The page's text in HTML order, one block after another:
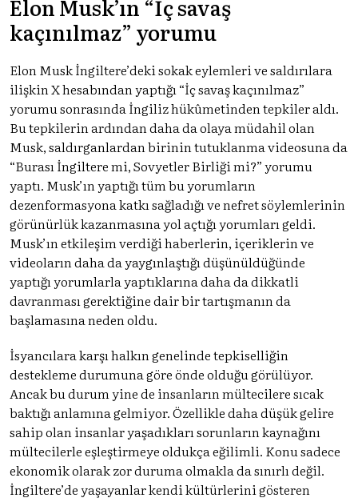
Elon Musk’ın “İç savaş
kaçınılmaz” yorumu
Elon Musk İngiltere’deki sokak eylemleri ve saldırılara
ilişkin X hesabından yaptığı “İç savaş kaçınılmaz”
yorumu sonrasında İngiliz hükûmetinden tepkiler aldı.
Bu tepkilerin ardından daha da olaya müdahil olan
Musk, saldırganlardan birinin tutuklanma videosuna da
“Burası İngiltere mi, Sovyetler Birliği mi?” yorumu
yaptı. Musk’ın yaptığı tüm bu yorumların
dezenformasyona katkı sağladığı ve nefret söylemlerinin
görünürlük kazanmasına yol açtığı yorumları geldi.
Musk’ın etkileşim verdiği haberlerin, içeriklerin ve
videoların daha da yaygınlaştığı düşünüldüğünde
yaptığı yorumlarla yaptıklarına daha da dikkatli
davranması gerektiğine dair bir tartışmanın da
başlamasına neden oldu.
İsyancılara karşı halkın genelinde tepkiselliğin
destekleme durumuna göre önde olduğu görülüyor.
Ancak bu durum yine de insanların mültecilere sıcak
baktığı anlamına gelmiyor. Özellikle daha düşük gelire
sahip olan insanlar yaşadıkları sorunların kaynağını
mültecilerle eşleştirmeye oldukça eğilimli. Konu sadece
ekonomik olarak zor duruma olmakla da sınırlı değil.
İngiltere’de yaşayanlar kendi kültürlerini gösteren